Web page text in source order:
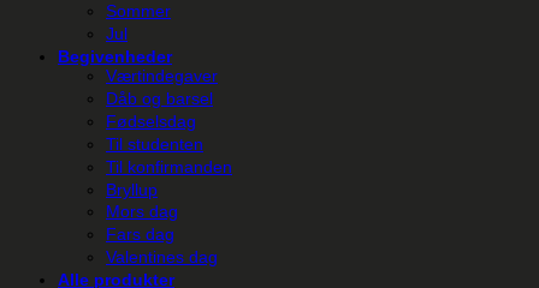
Sommer
Jul
Begivenheder
Værtindegaver
Dåb og barsel
Fødselsdag
Til studenten
Til konfirmanden
Bryllup
Mors dag
Fars dag
Valentines dag
Alle produkter